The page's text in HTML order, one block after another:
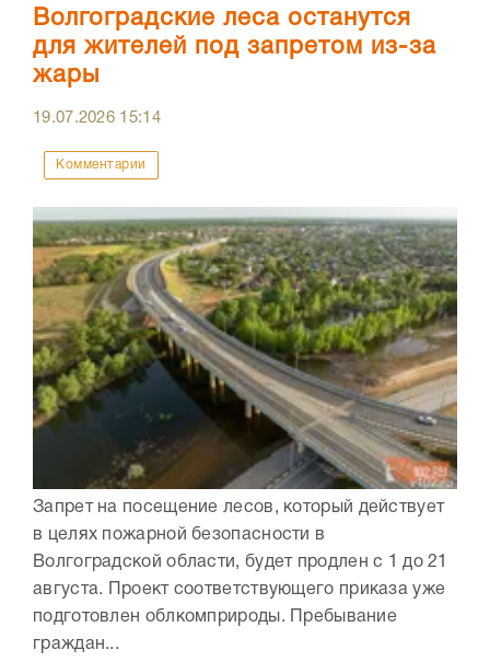
Волгоградские леса останутся
для жителей под запретом из-за
жары
19.07.2026 15:14
Комментарии
Запрет на посещение лесов, который действует
в целях пожарной безопасности в
Волгоградской области, будет продлен с 1 до 21
августа. Проект соответствующего приказа уже
подготовлен облкомприроды. Пребывание
граждан...